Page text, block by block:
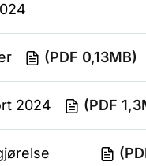
(PDF 0,13MB)
2024 (PDF